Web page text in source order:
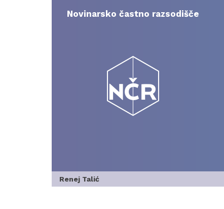
contentNovinarsko častno razsodišče
Renej Talić